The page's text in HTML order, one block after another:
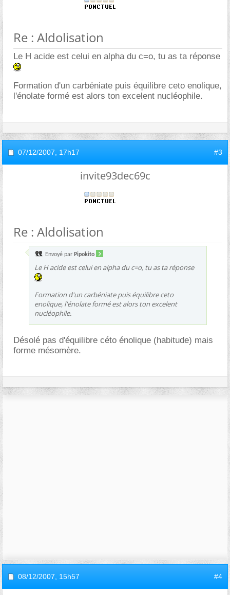
Re : Aldolisation
Le H acide est celui en alpha du c=o, tu as ta réponse
Formation d'un carbéniate puis équilibre ceto enolique,
l'énolate formé est alors ton excelent nucléophile.
07/12/2007, 17h17 #3
invite93dec69c
Re : Aldolisation
Envoyé par Pipokito
Le H acide est celui en alpha du c=o, tu as ta réponse
Formation d'un carbéniate puis équilibre ceto
enolique, l'énolate formé est alors ton excelent
nucléophile.
Désolé pas d'équilibre céto énolique (habitude) mais
forme mésomère.
08/12/2007, 15h57 #4